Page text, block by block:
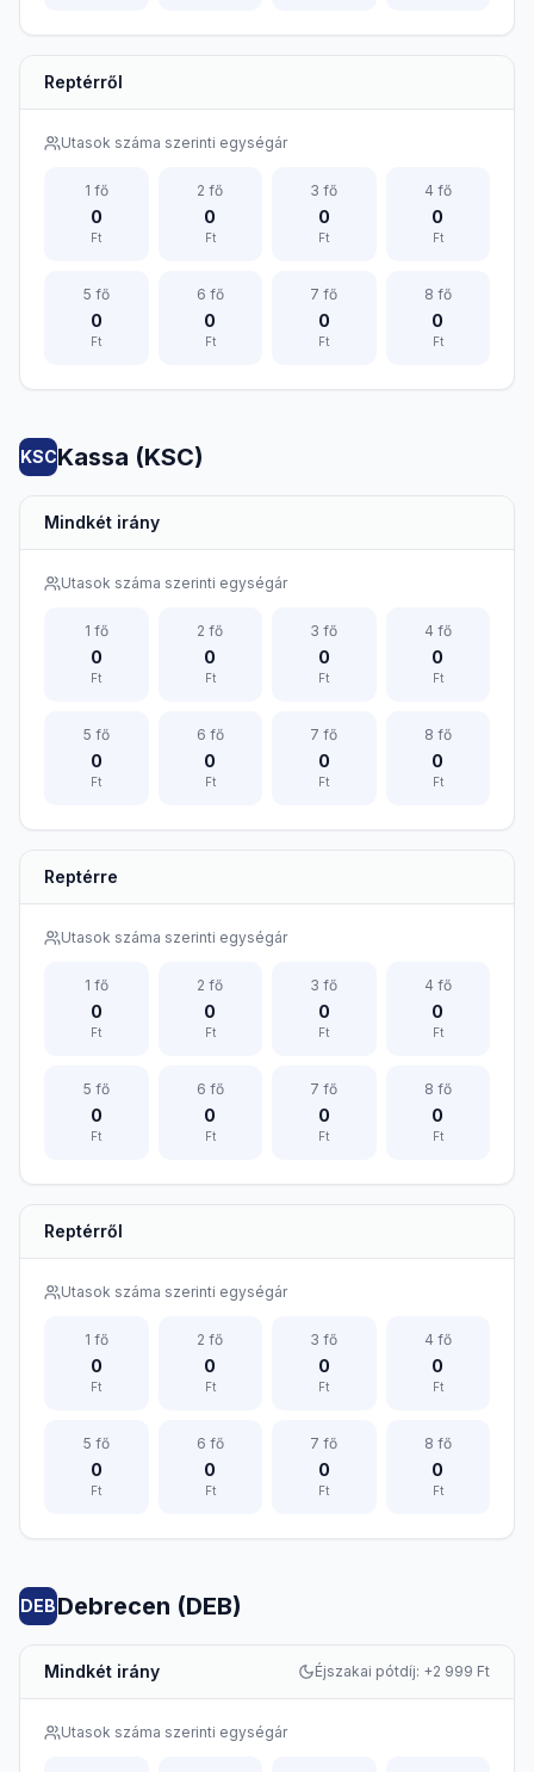
Reptérről
Utasok száma szerinti egységár
1 fő
0
Ft
2 fő
0
Ft
3 fő
0
Ft
4 fő
0
Ft
5 fő
0
Ft
6 fő
0
Ft
7 fő
0
Ft
8 fő
0
Ft
KSCKassa (KSC)
Mindkét irány
Utasok száma szerinti egységár
1 fő
0
Ft
2 fő
0
Ft
3 fő
0
Ft
4 fő
0
Ft
5 fő
0
Ft
6 fő
0
Ft
7 fő
0
Ft
8 fő
0
Ft
Reptérre
Utasok száma szerinti egységár
1 fő
0
Ft
2 fő
0
Ft
3 fő
0
Ft
4 fő
0
Ft
5 fő
0
Ft
6 fő
0
Ft
7 fő
0
Ft
8 fő
0
Ft
Reptérről
Utasok száma szerinti egységár
1 fő
0
Ft
2 fő
0
Ft
3 fő
0
Ft
4 fő
0
Ft
5 fő
0
Ft
6 fő
0
Ft
7 fő
0
Ft
8 fő
0
Ft
DEBDebrecen (DEB)
Mindkét irány Éjszakai pótdíj: +2 999 Ft
Utasok száma szerinti egységár